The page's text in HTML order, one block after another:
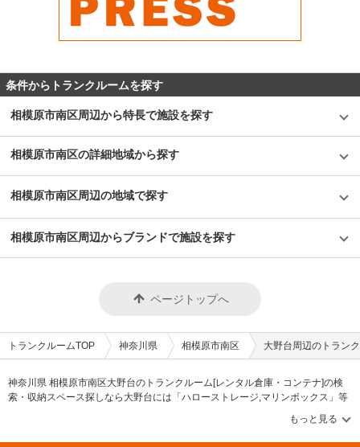
条件からトランクルームを探す
相模原市南区周辺から特長で施設を探す
相模原市南区の詳細地域から探す
相模原市南区周辺の地域で探す
相模原市南区周辺からブランドで施設を探す
ページトップへ
トランクルームTOP 神奈川県 相模原市南区 大野台周辺のトラン
神奈川県 相模原市南区大野台のトランクルーム[レンタル倉庫・コンテナ]の検
索・収納スペース探しなら大野台には「ハローストレージ,マリンボックス」等
のブランドが掲載されています。借りたい地域から探して、広さ・料金[賃料]・
セキュリティ・空調完備・24時間出し入れ可能などの希望条件で絞込み！豊富
な物件数から様々な方法でご希望の収納スペースを簡単に探せるトランクルー